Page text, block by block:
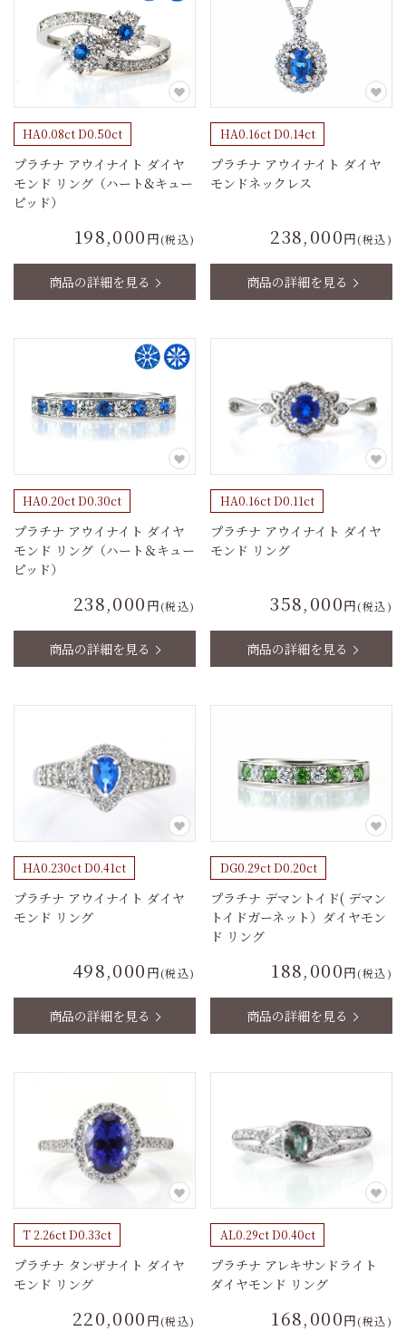
HA0.08ct D0.50ct
プラチナ アウイナイト ダイヤ
モンド リング（ハート&キュー
ピッド）
198,000 円(税込)
商品の詳細を見る
HA0.16ct D0.14ct
プラチナ アウイナイト ダイヤ
モンドネックレス
238,000円(税込)
商品の詳細を見る
HA0.20ct D0.30ct
プラチナ アウイナイト ダイヤ
モンド リング（ハート＆キュー
ピッド）
238,000 円(税込)
商品の詳細を見る
HA0.16ct D0.11ct
プラチナ アウイナイト ダイヤ
モンド リング
358,000円(税込)
商品の詳細を見る
HA0.230ct D0.41ct
プラチナ アウイナイト ダイヤ
モンド リング
498,000 円(税込)
商品の詳細を見る
DG0.29ct D0.20ct
プラチナ デマントイド( デマン
トイドガーネット）ダイヤモン
ド リング
188,000円(税込)
商品の詳細を見る
T 2.26ct D0.33ct
プラチナ タンザナイト ダイヤ
モンド リング
220,000 円(税込)
AL0.29ct D0.40ct
プラチナ アレキサンドライト
ダイヤモンド リング
168,000円(税込)